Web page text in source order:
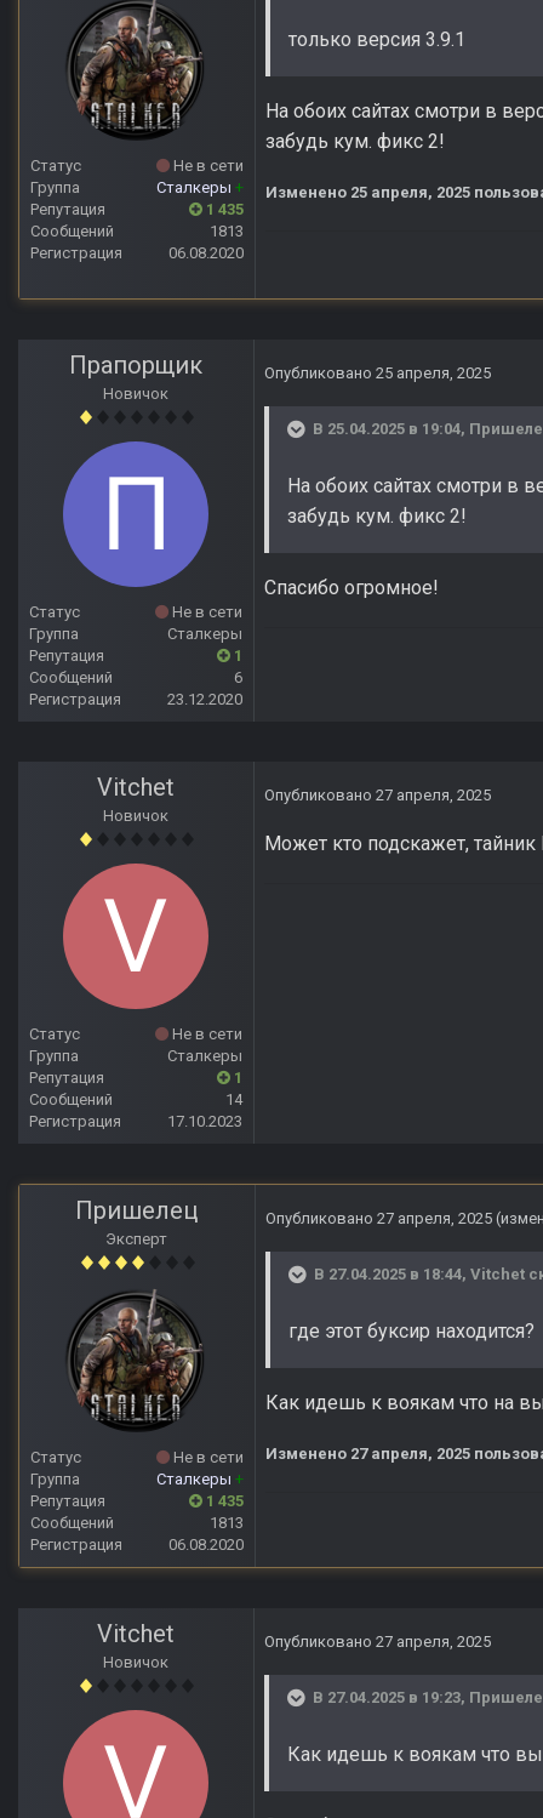
Статус
Не в сети
Группа
Сталкеры +
Репутация
1 435
Сообщений
1813
Регистрация
06.08.2020
только версия 3.9.1
На обоих сайтах смотри в
забудь кум. фикс 2!
Изменено 25 апреля, 2025
Прапорщик
Новичок
Статус
Не в сети
Группа
Сталкеры
Репутация
1
Сообщений
6
Регистрация
23.12.2020
Опубликовано 25 апреля, 2025
В 25.04.2025 в 19:04,
На обоих сайтах смотри в
забудь кум. фикс 2!
Спасибо огромное!
Vitchet
Новичок
Статус
Не в сети
Группа
Сталкеры
Репутация
1
Сообщений
14
Регистрация
17.10.2023
Опубликовано 27 апреля, 2025
Может кто подскажет, тайник
Пришелец
Эксперт
Статус
Не в сети
Группа
Сталкеры +
Репутация
1 435
Сообщений
1813
Регистрация
06.08.2020
Опубликовано 27 апреля, 2025
В 27.04.2025 в 18:44, Vitchet
где этот буксир находится?
Как идешь к воякам что на
Изменено 27 апреля, 2025
Vitchet
Новичок
Опубликовано 27 апреля, 2025
В 27.04.2025 в 19:23,
Как идешь к воякам что